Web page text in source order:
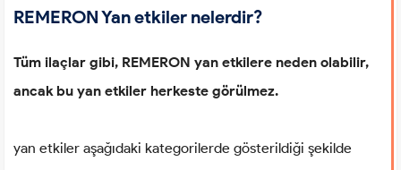
REMERON Yan etkiler nelerdir?
Tüm ilaçlar gibi, REMERON yan etkilere neden olabilir,
ancak bu yan etkiler herkeste görülmez.
yan etkiler aşağıdaki kategorilerde gösterildiği şekilde